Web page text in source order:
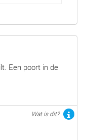
Een poort in de
Wat is dit?